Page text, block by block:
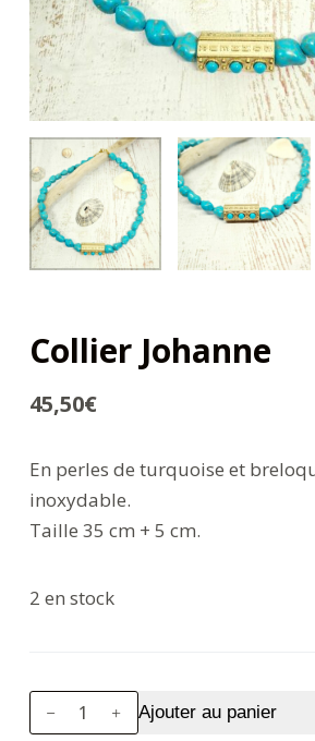
Collier Johanne
45,50€
En perles de turquoise et
inoxydable.
Taille 35 cm + 5 cm.
2 en stock
quantité
de
Ajouter au panier